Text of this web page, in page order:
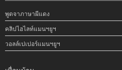
พูดจาภาษาผีแดง
คลิปไฮไลท์แมนฯยูฯ
วอลล์เปเปอร์แมนฯยูฯ